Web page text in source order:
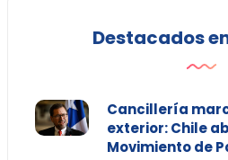
Destacados
Cancillería
exterior: Chile
Movimiento de